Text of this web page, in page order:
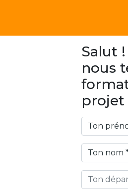
Salut
nous
projet
Ton